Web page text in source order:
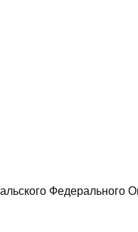
Федерального